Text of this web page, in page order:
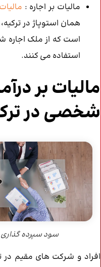
مالیات بر اجاره :
همان استوپاژ در
است که از ملک اجاره
استفاده می ‌کنند.
مالیات بر
شخصی در
سود سپرده گذاری
افراد و شرکت های مقیم